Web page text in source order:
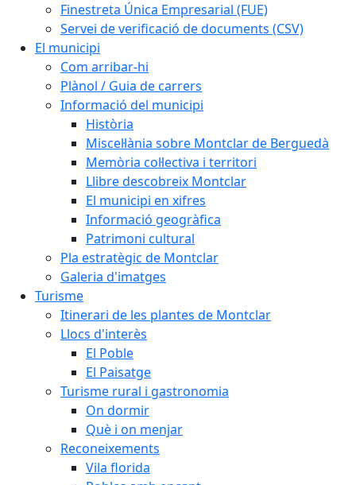
Finestreta Única Empresarial (FUE)
Servei de verificació de documents (CSV)
El municipi
Com arribar-hi
Plànol / Guia de carrers
Informació del municipi
Història
Miscel·lània sobre Montclar de Berguedà
Memòria col·lectiva i territori
Llibre descobreix Montclar
El municipi en xifres
Informació geogràfica
Patrimoni cultural
Pla estratègic de Montclar
Galeria d'imatges
Turisme
Itinerari de les plantes de Montclar
Llocs d'interès
El Poble
El Paisatge
Turisme rural i gastronomia
On dormir
Què i on menjar
Reconeixements
Vila florida